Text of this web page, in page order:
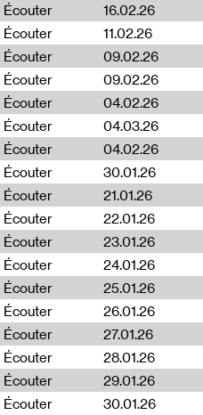
Écouter
16.02.26
Écouter
11.02.26
Écouter
09.02.26
Écouter
09.02.26
Écouter
04.02.26
Écouter
04.03.26
Écouter
04.02.26
Écouter
30.01.26
Écouter
21.01.26
Écouter
22.01.26
Écouter
23.01.26
Écouter
24.01.26
Écouter
25.01.26
Écouter
26.01.26
Écouter
27.01.26
Écouter
28.01.26
Écouter
29.01.26
Écouter
30.01.26